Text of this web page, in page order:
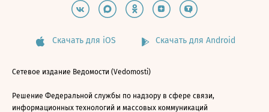
Скачать для iOS Скачать для Android
Сетевое издание Ведомости (Vedomosti)
Решение Федеральной службы по надзору в сфере связи,
информационных технологий и массовых коммуникаций